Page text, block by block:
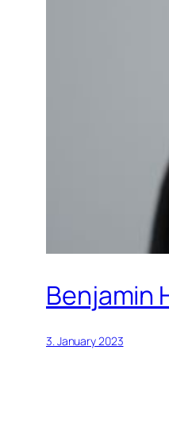
Benjamin
3. January 2023